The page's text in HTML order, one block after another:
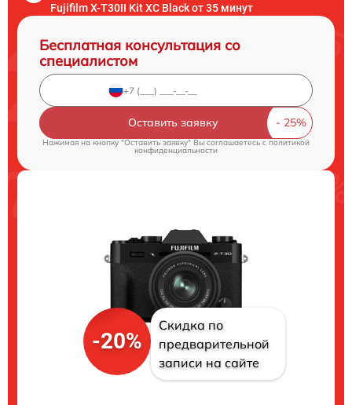
Fujifilm X-T30II Kit XC Black от 35 минут
Бесплатная консультация со
специалистом
Оставить заявку
Нажимая на кнопку "Оставить заявку" Вы соглашаетесь c политикой
конфиденциальности
-20%
Скидка по
предварительной
записи на сайте